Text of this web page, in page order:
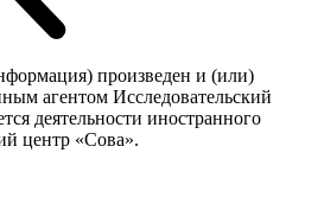
произведен и (или)
агентом Исследовательский
деятельности иностранного
центр «Сова».